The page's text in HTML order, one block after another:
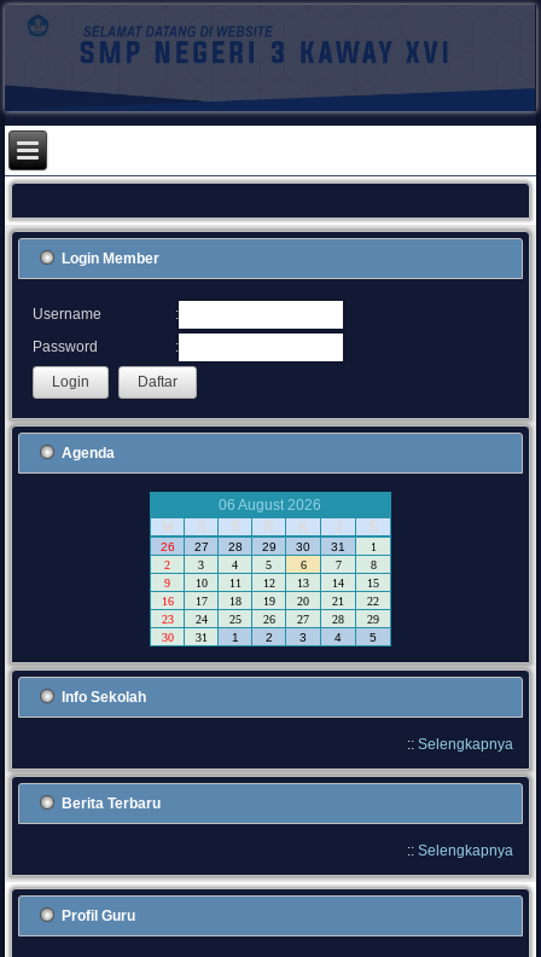
Login Member
Username
:
Password
:
Agenda
06 August 2026
M
S S R K J S
26 27 28 29 30 31
1
2
3 4 5 6 7
8
9
10 11 12 13 14
15
16
17 18 19 20 21
22
23
24 25 26 27 28
29
30
31 1 2 3 4 5
Info Sekolah
:: Selengkapnya
Berita Terbaru
:: Selengkapnya
Profil Guru